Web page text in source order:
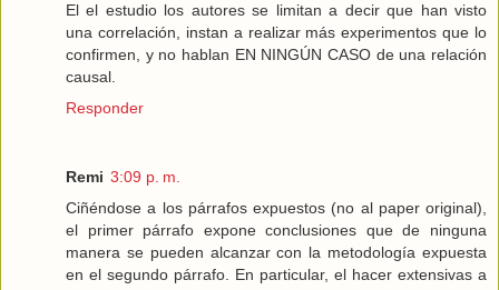
El el estudio los autores se limitan a decir que han visto
una correlación, instan a realizar más experimentos que lo
confirmen, y no hablan EN NINGÚN CASO de una relación
causal.
Responder
Remi 3:09 p. m.
Ciñéndose a los párrafos expuestos (no al paper original),
el primer párrafo expone conclusiones que de ninguna
manera se pueden alcanzar con la metodología expuesta
en el segundo párrafo. En particular, el hacer extensivas a